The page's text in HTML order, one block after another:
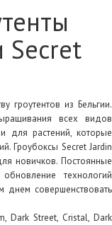
Secret
гроутентов из Бельгии.
всех видов
для растений, которые
Гроубоксы Secret Jardin
новичков. Постоянные
технологий
днем совершенствовать
Dark Street, Cristal, Dark